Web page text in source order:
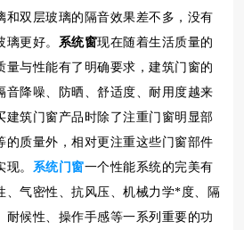
和双层玻璃的隔音效果差不多，没有
更好。 系统窗现在随着生活质量的
量与性能有了明确要求，建筑门窗的
音降噪、防晒、舒适度、耐用度越来
建筑门窗产品时除了注重门窗明显部
的质量外，相对更注重这些门窗部件
。 系统门窗一个性能系统的完美有
、气密性、抗风压、机械力学*度、隔
耐候性、操作手感等一系列重要的功